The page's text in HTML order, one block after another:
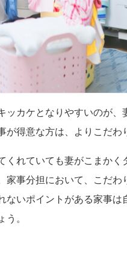
ッカケとなりやすいのが、
得意な方は、よりこだわ
くれていても妻がこまかく
家事分担において、こだわ
ないポイントがある家事は
う。